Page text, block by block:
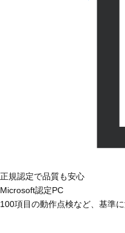
正規認定で品質も安心
Microsoft認定PC
100項目の動作点検など、基準